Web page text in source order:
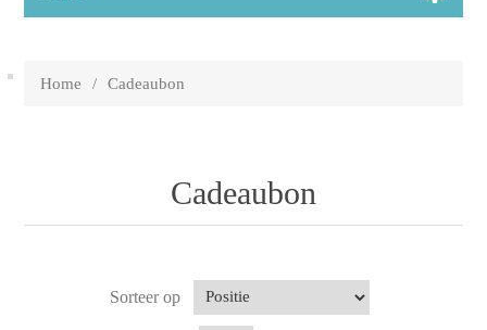
Home / Cadeaubon
Cadeaubon
Sorteer op